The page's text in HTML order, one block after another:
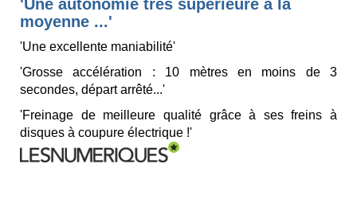
'Une autonomie très supérieure à la
moyenne ...'
'Une excellente maniabilité'
'Grosse accélération : 10 mètres en moins de 3
secondes, départ arrêté...'
'Freinage de meilleure qualité grâce à ses freins à
disques à coupure électrique !'